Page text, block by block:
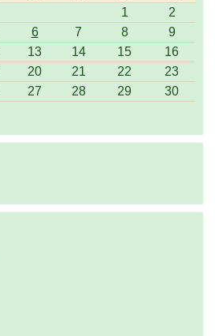
1
2
6 7 8
9
13 14 15
16
20 21 22
23
27 28 29
30